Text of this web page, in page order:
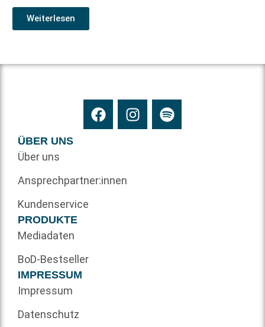
Weiterlesen
ÜBER UNS
Über uns
Ansprechpartner:innen
Kundenservice
PRODUKTE
Mediadaten
BoD-Bestseller
IMPRESSUM
Impressum
Datenschutz